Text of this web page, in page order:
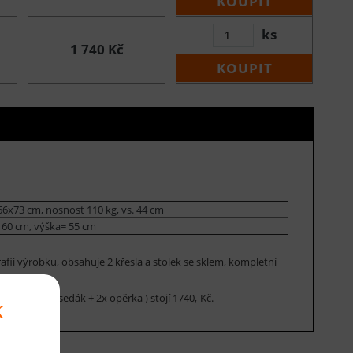
1 740 Kč
ks
KOUPIT
cm, nosnost 110 kg, vs. 44 cm
cm, výška= 55 cm
výrobku, obsahuje 2 křesla a stolek se sklem, kompletní
v čistírně.
( 2x podsedák + 2x opěrka ) stojí 1740,-Kč.